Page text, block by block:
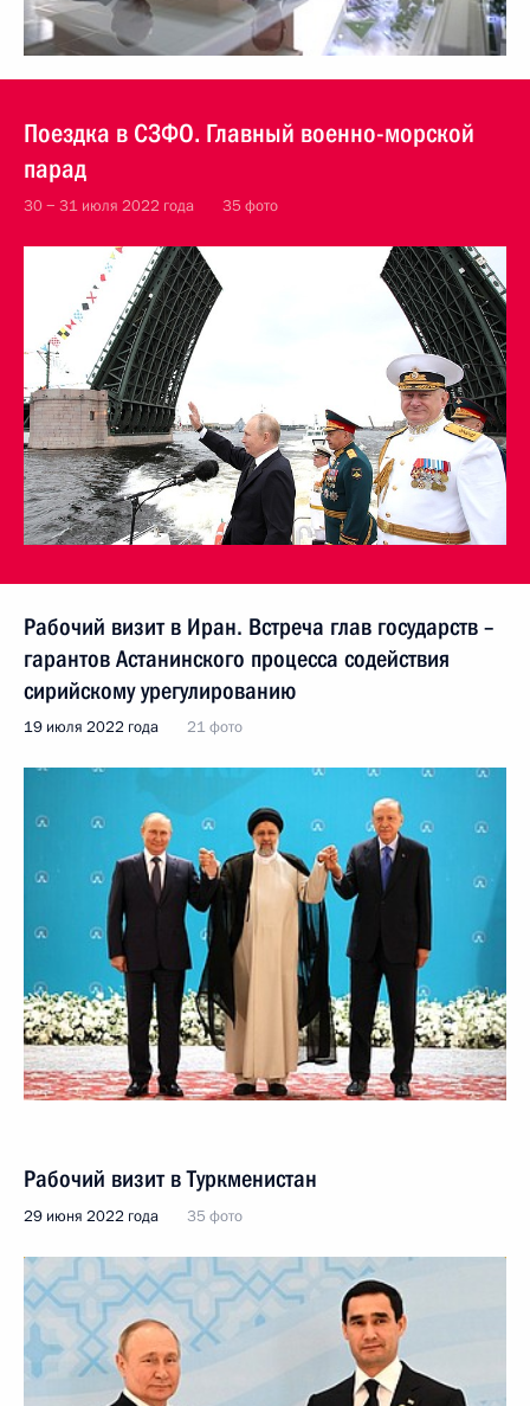
Поездка в СЗФО. Главный военно-морской
парад
30 − 31 июля 2022 года 35 фото
Рабочий визит в Иран. Встреча глав государств –
гарантов Астанинского процесса содействия
сирийскому урегулированию
19 июля 2022 года 21 фото
Рабочий визит в Туркменистан
29 июня 2022 года 35 фото